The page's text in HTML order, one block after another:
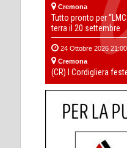
Cremona
Tutto pronto per
terra il 20 settembre
24 Ottobre 2026
Cremona
(CR) I Cordigliera